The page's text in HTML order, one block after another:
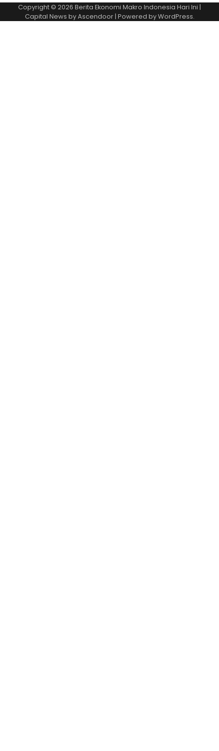
Copyright © 2026 Berita Ekonomi Makro Indonesia Hari Ini |
Capital News byAscendoor| Powered byWordPress.